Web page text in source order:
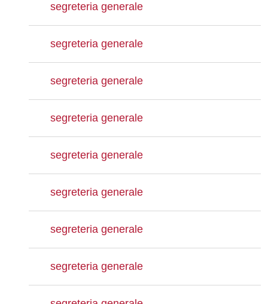
segreteria generale
segreteria generale
segreteria generale
segreteria generale
segreteria generale
segreteria generale
segreteria generale
segreteria generale